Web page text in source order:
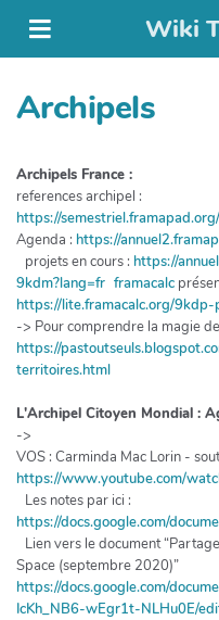
Wiki
Archipels
Archipels France :
references archipel :
https://
Agenda : https://
projets en cours : https://
9kdm?lang=fr framacalc
https://lite.framacalc.org/
-> Pour comprendre la magie
https://
territoires.html
L'Archipel Citoyen Mondial :
->
VOS : Carminda Mac Lorin -
https://www.youtube.com/
Les notes par ici :
https://docs.google.com/
Lien vers le document
Space (septembre 2020)”
https://docs.google.com/
IcKh_NB6-wEgr1t-NLHu0E/